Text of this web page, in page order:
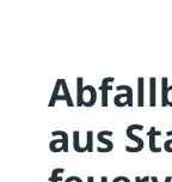
aus